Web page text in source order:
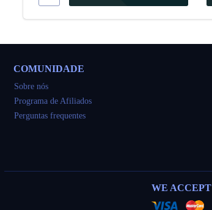
Compra rápida
COMUNIDADE
Sobre nós
Programa de Afiliados
Perguntas frequentes
WE ACCEPT